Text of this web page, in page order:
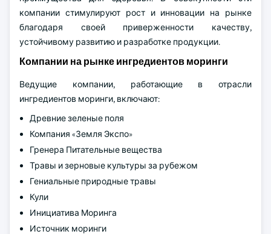
компании стимулируют рост и инновации на рынке
благодаря своей приверженности качеству,
устойчивому развитию и разработке продукции.
Компании на рынке ингредиентов моринги
Ведущие компании, работающие в отрасли
ингредиентов моринги, включают:
Древние зеленые поля
Компания «Земля Экспо»
Гренера Питательные вещества
Травы и зерновые культуры за рубежом
Гениальные природные травы
Кули
Инициатива Моринга
Источник моринги